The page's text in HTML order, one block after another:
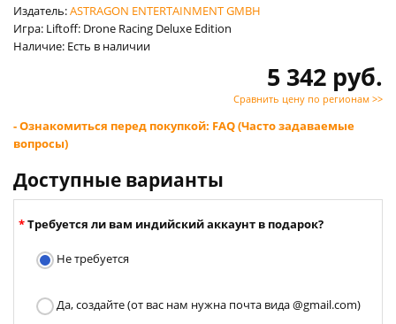
Издатель:ASTRAGON ENTERTAINMENT GMBH
Игра: Liftoff: Drone Racing Deluxe Edition
Наличие: Есть в наличии
5 342 руб.
Сравнить цену по регионам >>
- Ознакомиться перед покупкой: FAQ (Часто задаваемые
вопросы)
Доступные варианты
Требуется ли вам индийский аккаунт в подарок?
Не требуется
Да, создайте (от вас нам нужна почта вида @gmail.com)